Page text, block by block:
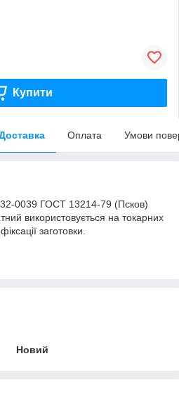
Купити
Оплата Умови
0039 ГОСТ 13214-79 (Псков)
використовується на токарних
заготовки.
Новий